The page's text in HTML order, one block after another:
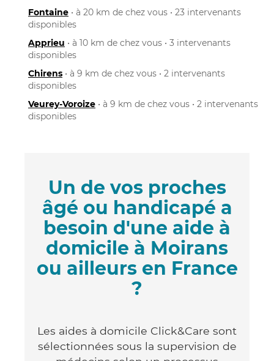
Fontaine • à 20 km de chez vous • 23 intervenants
disponibles
Apprieu • à 10 km de chez vous • 3 intervenants
disponibles
Chirens • à 9 km de chez vous • 2 intervenants
disponibles
Veurey-Voroize • à 9 km de chez vous • 2 intervenants
disponibles
Un de vos proches
âgé ou handicapé a
besoin d'une aide à
domicile à Moirans
ou ailleurs en France
?
Les aides à domicile Click&Care sont
sélectionnées sous la supervision de